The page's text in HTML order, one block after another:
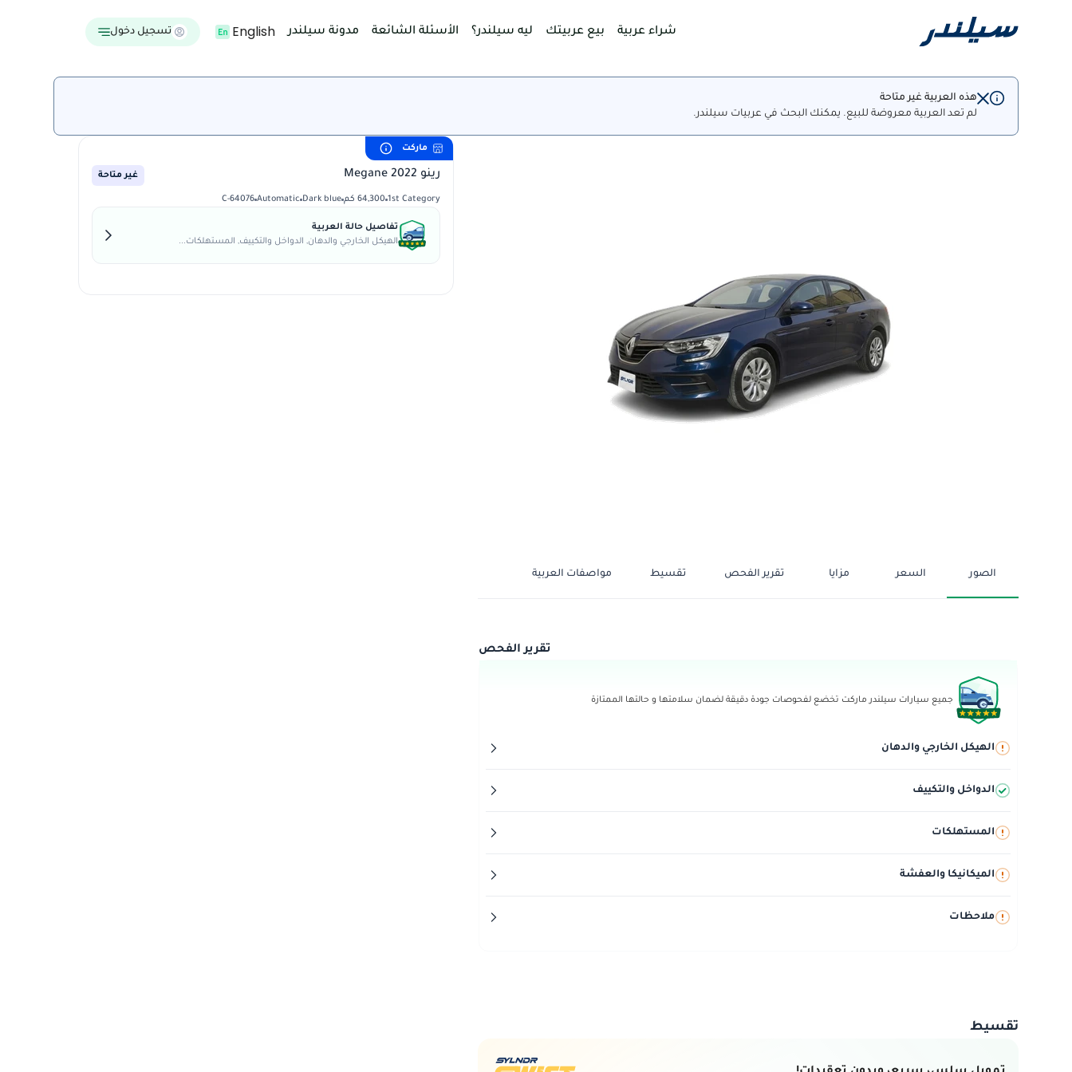
شراء عربية بيع عربيتك ليه سيلندر؟ الأسئلة الشائعة مدونة سيلندر English تسجيل دخول
هذه العربية غير متاحة
لم تعد العربية معروضة للبيع. يمكنك البحث في عربيات سيلندر.
ماركت
رينو Megane 2022 غير متاحة
1st Category 64,300 كم Dark blue
Automatic
C-64076
تفاصيل حالة العربية
الهيكل الخارجي والدهان, الدواخل والتكييف, المستهلكات...
الصور السعر مزايا تقرير الفحص تقسيط مواصفات العربية
تقرير الفحص
جميع سيارات سيلندر ماركت تخضع لفحوصات جودة دقيقة لضمان سلامتها و حالتها الممتازة
الهيكل الخارجي والدهان
الدواخل والتكييف
المستهلكات
الميكانيكا والعفشة
ملاحظات
تقسيط